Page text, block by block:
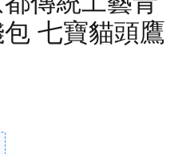
七寶貓頭鷹